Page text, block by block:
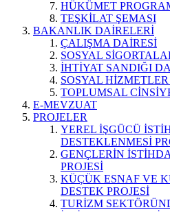
HÜKÜMET
TEŞKİLAT ŞEMASI
BAKANLIK DAİRELERİ
ÇALIŞMA DAİRESİ
SOSYAL
İHTİYAT SANDIĞI
SOSYAL
TOPLUMSAL
E-MEVZUAT
PROJELER
YEREL İŞGÜCÜ
DESTEKLENMESİ
GENÇLERİN
PROJESİ
KÜÇÜK ESNAF VE
DESTEK PROJESİ
TURİZM